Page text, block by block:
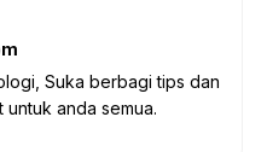
Suka berbagi tips dan
untuk anda semua.